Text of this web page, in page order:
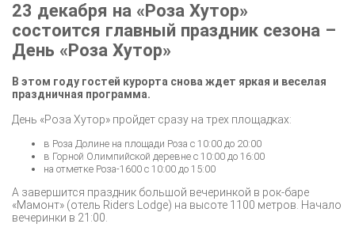
23 декабря на «Роза Хутор»
состоится главный праздник сезона –
День «Роза Хутор»
В этом году гостей курорта снова ждет яркая и веселая
праздничная программа.
День «Роза Хутор» пройдет сразу на трех площадках:
в Роза Долине на площади Роза с 10:00 до 20:00
в Горной Олимпийской деревне с 10:00 до 16:00
на отметке Роза-1600 с 10:00 до 15:00
А завершится праздник большой вечеринкой в рок-баре
«Мамонт» (отель Riders Lodge) на высоте 1100 метров. Начало
вечеринки в 21:00.